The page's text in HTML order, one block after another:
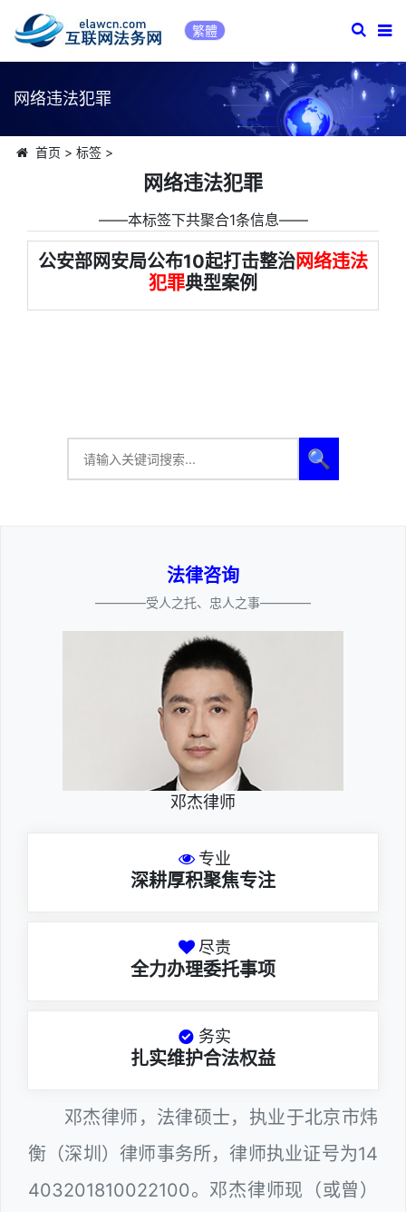
繁體
网络违法犯罪
首页 > 标签>
网络违法犯罪
――本标签下共聚合1条信息――
公安部网安局公布10起打击整治网络违法
犯罪典型案例
🔍
法律咨询
————受人之托、忠人之事————
邓杰律师
专业
深耕厚积聚焦专注
尽责
全力办理委托事项
务实
扎实维护合法权益
邓杰律师，法律硕士，执业于北京市炜
衡（深圳）律师事务所，律师执业证号为14
403201810022100。邓杰律师现（或曾）